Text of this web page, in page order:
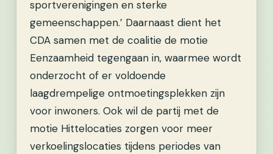
sportverenigingen en sterke
gemeenschappen.’ Daarnaast dient het
CDA samen met de coalitie de motie
Eenzaamheid tegengaan in, waarmee wordt
onderzocht of er voldoende
laagdrempelige ontmoetingsplekken zijn
voor inwoners. Ook wil de partij met de
motie Hittelocaties zorgen voor meer
verkoelingslocaties tijdens periodes van